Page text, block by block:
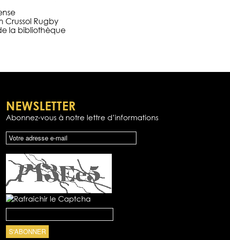
Crussol Rugby
la bibliothèque
NEWSLETTER
Abonnez-vous à notre lettre d’informations